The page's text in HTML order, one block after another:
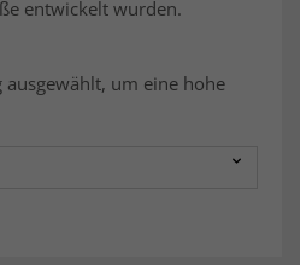
entwickelt wurden.
um eine hohe